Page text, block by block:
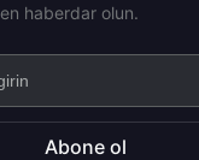
haberdar olun.
Abone ol